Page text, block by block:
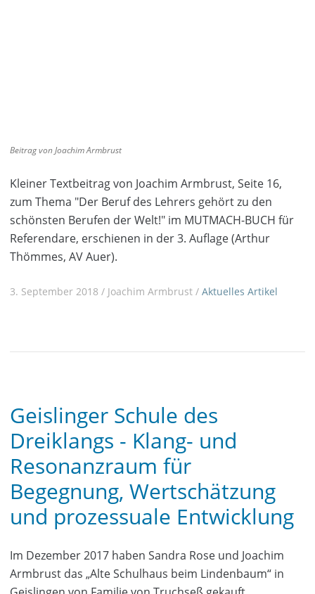
Beitrag von Joachim Armbrust
Kleiner Textbeitrag von Joachim Armbrust, Seite 16,
zum Thema "Der Beruf des Lehrers gehört zu den
schönsten Berufen der Welt!" im MUTMACH-BUCH für
Referendare, erschienen in der 3. Auflage (Arthur
Thömmes, AV Auer).
3. September 2018 / Joachim Armbrust / Aktuelles Artikel
Geislinger Schule des
Dreiklangs - Klang- und
Resonanzraum für
Begegnung, Wertschätzung
und prozessuale Entwicklung
Im Dezember 2017 haben Sandra Rose und Joachim
Armbrust das „Alte Schulhaus beim Lindenbaum“ in